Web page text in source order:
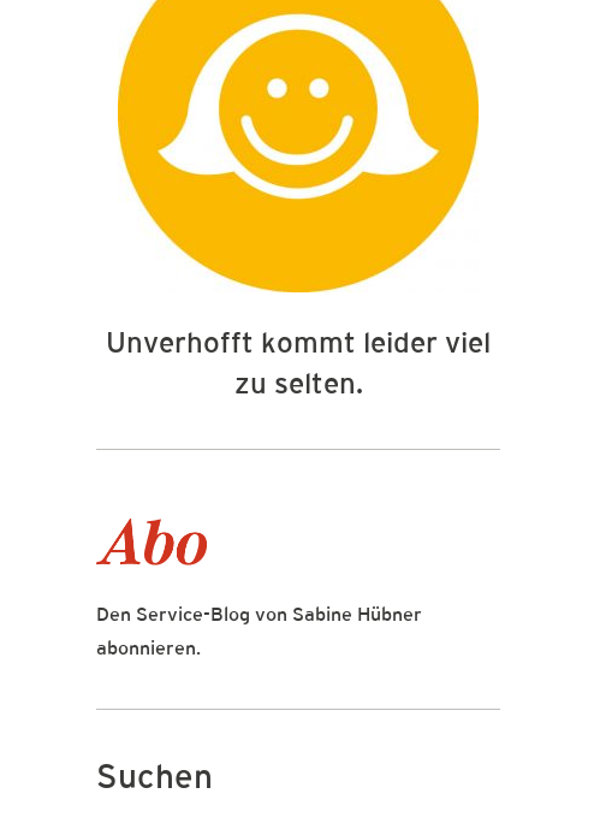
Unverhofft kommt leider viel
zu selten.
Den Service-Blog von Sabine Hübner
abonnieren.
Suchen